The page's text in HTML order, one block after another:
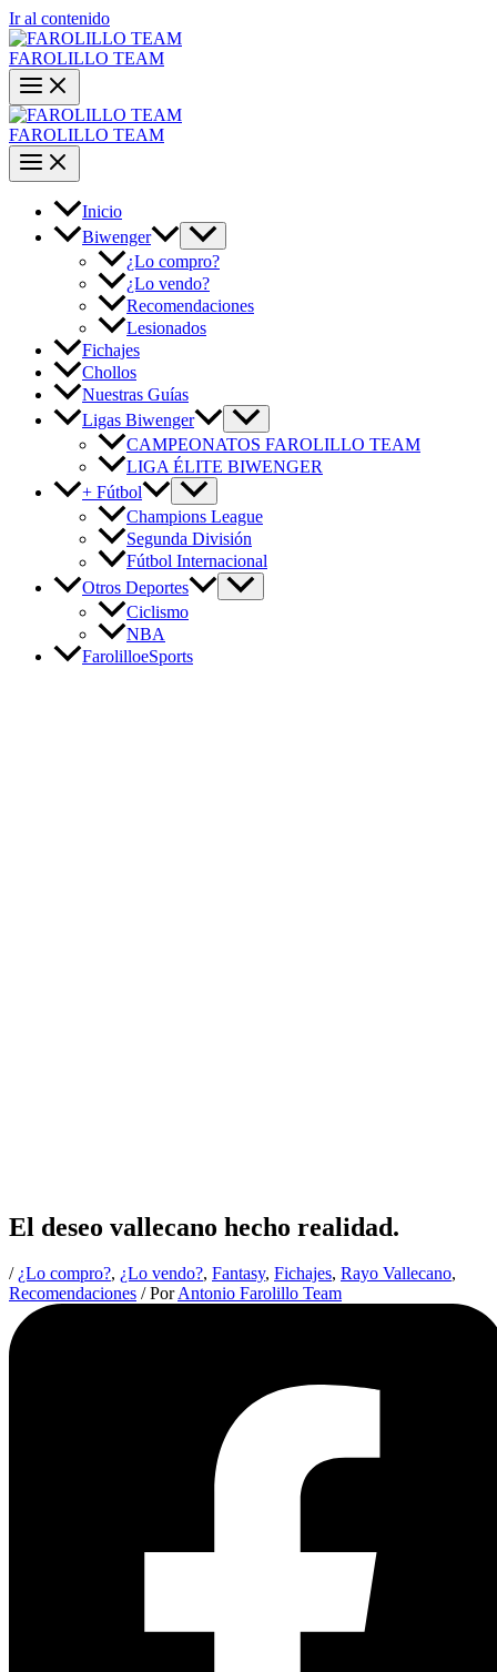
Ir al contenido
FAROLILLO TEAM
FAROLILLO TEAM
Inicio
Biwenger
¿Lo compro?
¿Lo vendo?
Recomendaciones
Lesionados
Fichajes
Chollos
Nuestras Guías
Ligas Biwenger
CAMPEONATOS FAROLILLO TEAM
LIGA ÉLITE BIWENGER
+ Fútbol
Champions League
Segunda División
Fútbol Internacional
Otros Deportes
Ciclismo
NBA
FarolilloeSports
El deseo vallecano hecho realidad.
/¿Lo compro?, ¿Lo vendo?, Fantasy, Fichajes, Rayo Vallecano,
Recomendaciones / PorAntonio Farolillo Team